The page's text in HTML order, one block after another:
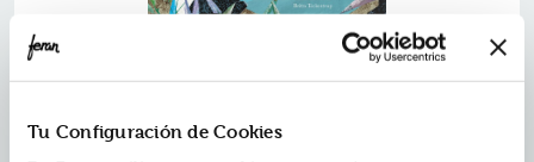
Tu Configuración de Cookies
9788419974006